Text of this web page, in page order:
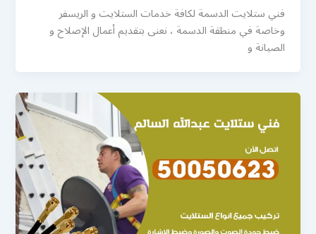
فني ستلايت الدسمة لكافة خدمات الستلايت و الريسفر
وخاصة في منطقة الدسمة ، نعنى بتقديم أعمال الإصلاح و
الصيانة و